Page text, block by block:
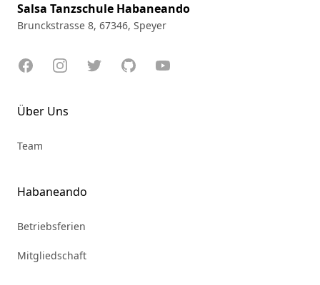
Salsa Tanzschule Habaneando
Brunckstrasse 8, 67346, Speyer
FacebookInstagramTwitterGitHubYouTube
Über Uns
Team
Habaneando
Betriebsferien
Mitgliedschaft